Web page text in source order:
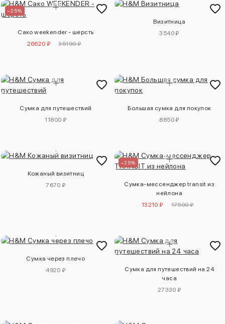
–25%
Сако weekender - шерсть
26620 ₽
35190 ₽
Визитница
3540 ₽
Сумка для путешествий
11800 ₽
Большая сумка для покупок
8850 ₽
Кожаный визитниц
7670 ₽
–25%
Сумка-мессенджер transit из
нейлона
13210 ₽
17500 ₽
Сумка через плечо
4920 ₽
Сумка для путешествий на 24
часа
27330 ₽